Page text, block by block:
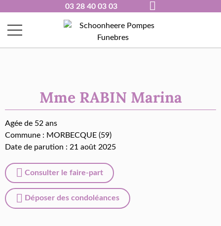
03 28 40 03 03
Mme RABIN Marina
Agée de 52 ans
Commune : MORBECQUE (59)
Date de parution : 21 août 2025
Consulter le faire-part
Déposer des condoléances